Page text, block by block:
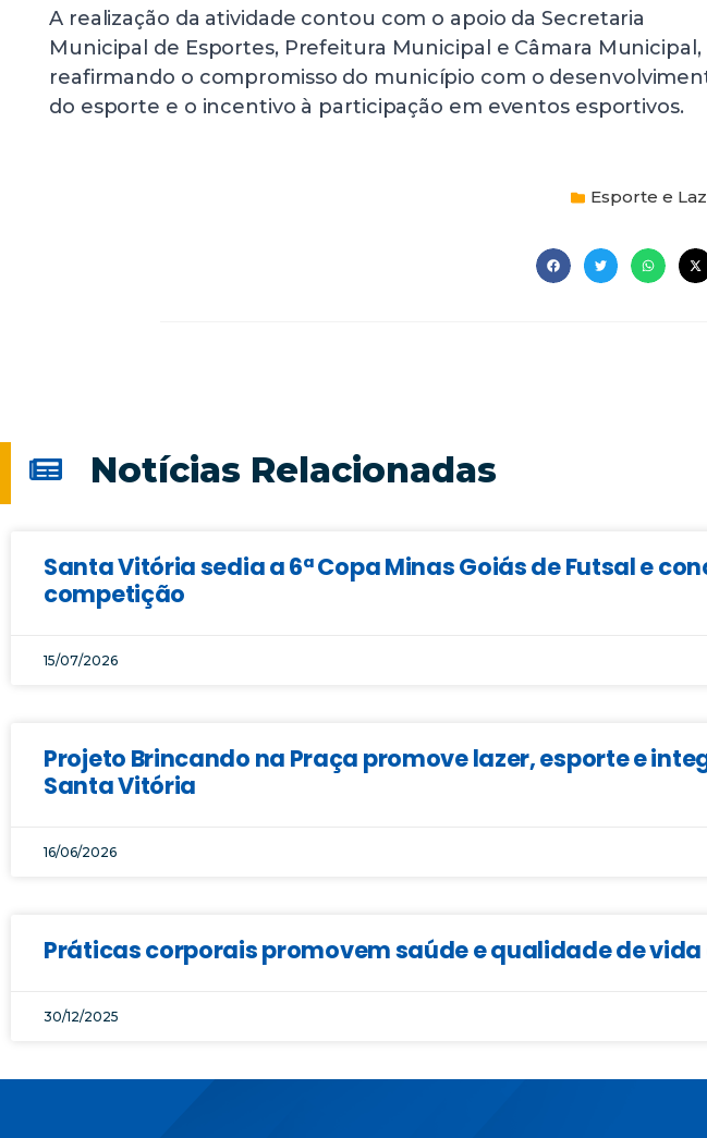
A realização da atividade contou com o apoio da Secretaria
Municipal de Esportes, Prefeitura Municipal e Câmara Municipal,
reafirmando o compromisso do município com o
do esporte e o incentivo à participação em eventos esportivos.
Esporte e
Notícias Relacionadas
Santa Vitória sedia a 6ª Copa Minas Goiás de Futsal e
competição
15/07/2026
Projeto Brincando na Praça promove lazer, esporte e
Santa Vitória
16/06/2026
Práticas corporais promovem saúde e qualidade de
30/12/2025